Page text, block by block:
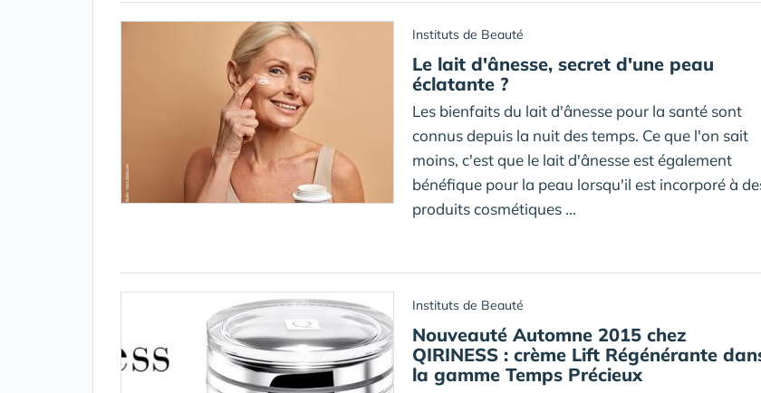
Instituts de Beauté
Le lait d'ânesse, secret d'une peau
éclatante ?
Les bienfaits du lait d'ânesse pour la santé sont
connus depuis la nuit des temps. Ce que l'on sait
moins, c'est que le lait d'ânesse est également
bénéfique pour la peau lorsqu'il est incorporé à
produits cosmétiques ...
Instituts de Beauté
Nouveauté Automne 2015 chez
QIRINESS : crème Lift Régénérante
la gamme Temps Précieux